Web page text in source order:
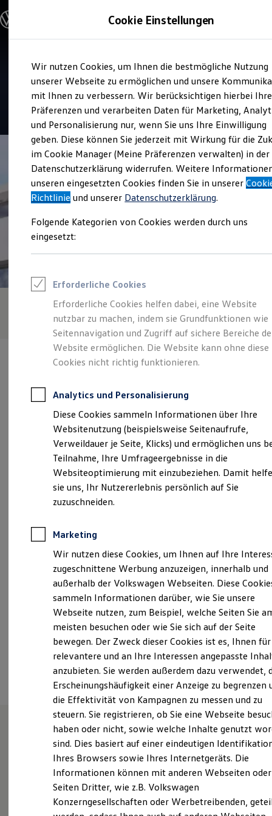
Hauptinhalt
springen
Footer
springen
Modelle und Konfigurator
Modelle vergleichen
Elektroautos
ENERGY Sondermodelle
Nutzfahrzeuge
SUV und CUV
Familienautos
Kombis
Kompaktwagen
Sportwagen
Schnell verfügbare Fahrzeuge
Angebote und Produkte
Aktuelle Angebote
E-Auto-Förderung
Volkswagen Marktplatz
Junge Gebrauchtwagen und Gebrauchtwagen
Volkswagen Zertifizierte Gebrauchtwagen
Zubehör- und Serviceangebote
Leasing
Leasing-Angebote
Gebrauchtwagen Leasing
Junge Gebrauchtwagen-Leasing
Elektroauto Leasing
Kleinwagen-Leasing
Leasing ohne Anzahlung
Finanzierung
Kfz-Versicherung
Restschuldversicherungen
Garantien
Wartungsverträge
Geschäftskunden
Professional Class bei Volkswagen
Großkunden
Behörden
Direktkunden
Sonderfahrzeuge
Anpfiff zum Gewinn
Elektroautos
ID. Tutorials
Elektrofahrzeugkonzepte
Reichweite
Reichweite der ID. Modelle
Reichweite im Winter
Laden
Laden unterwegs
Laden Zuhause
Ladestationen finden
Ladezeitensimulator
Batterie
Sicherheit
Garantie und Lebensdauer
Nachhaltigkeit
Technologie
Kosten und Kauf
Verbrauchskosten
Kaufoptionen
E-Auto-Förderung
Software und Konnektivität
ID. Software Versionen und Updates
Digitale Extras
Schnittstellen zu Ihrem ID.
Service
Audi Zentrum Chemnitz
5|55 Bewertungen
Verantwortlich für die Inhalte auf dieser Seite ist die Audi Zentrum
Chemnitz AG (Impressum & Rechtliches )
Neefestraße 143, 09116 Chemnitz
info@audi-chemnitz.de
Montag
Sonntag
Geschlossen
Ansprechpartner
Unsere Leistungenim
Überblick
Gebrauchtwagen
Cookie Einstellungen
Wir nutzen Cookies, um Ihnen die bestmögliche Nutzung
unserer Webseite zu ermöglichen und unsere
mit Ihnen zu verbessern. Wir berücksichtigen hierbei Ihre
Präferenzen und verarbeiten Daten für Marketing,
und Personalisierung nur, wenn Sie uns Ihre Einwilligung
geben. Diese können Sie jederzeit mit Wirkung für die
im Cookie Manager (Meine Präferenzen verwalten) in der
Datenschutzerklärung widerrufen. Weitere
unseren eingesetzten Cookies finden Sie in unserer
Richtlinie und unserer Datenschutzerklärung.
Folgende Kategorien von Cookies werden durch uns
eingesetzt:
Erforderliche Cookies
Erforderliche Cookies helfen dabei, eine Website
nutzbar zu machen, indem sie Grundfunktionen wie
Seitennavigation und Zugriff auf sichere Bereiche
Website ermöglichen. Die Website kann ohne diese
Cookies nicht richtig funktionieren.
Analytics und Personalisierung
Diese Cookies sammeln Informationen über Ihre
Websitenutzung (beispielsweise Seitenaufrufe,
Verweildauer je Seite, Klicks) und ermöglichen uns
Teilnahme, Ihre Umfrageergebnisse in die
Websiteoptimierung mit einzubeziehen. Damit
sie uns, Ihr Nutzererlebnis persönlich auf Sie
zuzuschneiden.
Marketing
Wir nutzen diese Cookies, um Ihnen auf Ihre
zugeschnittene Werbung anzuzeigen, innerhalb und
außerhalb der Volkswagen Webseiten. Diese
sammeln Informationen darüber, wie Sie unsere
Webseite nutzen, zum Beispiel, welche Seiten Sie
meisten besuchen oder wie Sie sich auf der Seite
bewegen. Der Zweck dieser Cookies ist es, Ihnen für
relevantere und an Ihre Interessen angepasste
anzubieten. Sie werden außerdem dazu verwendet,
Erscheinungshäufigkeit einer Anzeige zu begrenzen
die Effektivität von Kampagnen zu messen und zu
steuern. Sie registrieren, ob Sie eine Webseite
haben oder nicht, sowie welche Inhalte genutzt
sind. Dies basiert auf einer eindeutigen
Ihres Browsers sowie Ihres Internetgeräts. Die
Informationen können mit anderen Webseiten oder
Seiten Dritter, wie z.B. Volkswagen
Konzerngesellschaften oder Werbetreibenden,